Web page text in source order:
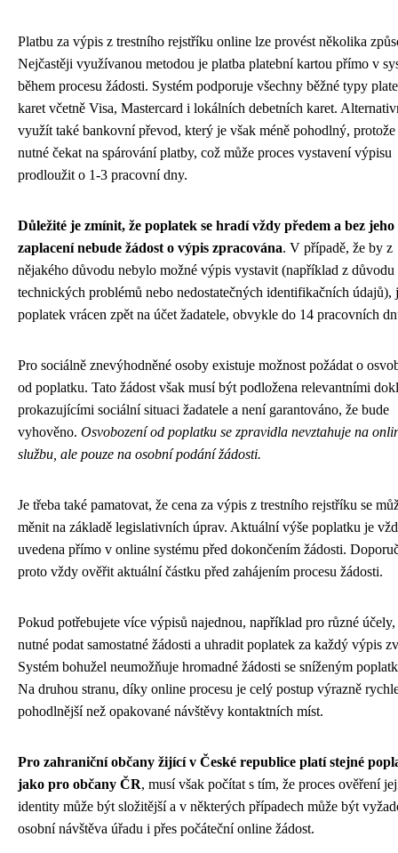
Platbu za výpis z trestního rejstříku online lze provést několika
Nejčastěji využívanou metodou je platba platební kartou přímo v
během procesu žádosti. Systém podporuje všechny běžné typy
karet včetně Visa, Mastercard i lokálních debetních karet.
využít také bankovní převod, který je však méně pohodlný, protože
nutné čekat na spárování platby, což může proces vystavení výpisu
prodloužit o 1-3 pracovní dny.
Důležité je zmínit, že poplatek se hradí vždy předem a bez jeho
zaplacení nebude žádost o výpis zpracována. V případě, že by z
nějakého důvodu nebylo možné výpis vystavit (například z důvodu
technických problémů nebo nedostatečných identifikačních údajů),
poplatek vrácen zpět na účet žadatele, obvykle do 14 pracovních
Pro sociálně znevýhodněné osoby existuje možnost požádat o
od poplatku. Tato žádost však musí být podložena relevantními
prokazujícími sociální situaci žadatele a není garantováno, že bude
vyhověno. Osvobození od poplatku se zpravidla nevztahuje na
službu, ale pouze na osobní podání žádosti.
Je třeba také pamatovat, že cena za výpis z trestního rejstříku se
měnit na základě legislativních úprav. Aktuální výše poplatku je
uvedena přímo v online systému před dokončením žádosti.
proto vždy ověřit aktuální částku před zahájením procesu žádosti.
Pokud potřebujete více výpisů najednou, například pro různé účely,
nutné podat samostatné žádosti a uhradit poplatek za každý výpis
Systém bohužel neumožňuje hromadné žádosti se sníženým
Na druhou stranu, díky online procesu je celý postup výrazně
pohodlnější než opakované návštěvy kontaktních míst.
Pro zahraniční občany žijící v České republice platí stejné
jako pro občany ČR, musí však počítat s tím, že proces ověření
identity může být složitější a v některých případech může být
osobní návštěva úřadu i přes počáteční online žádost.